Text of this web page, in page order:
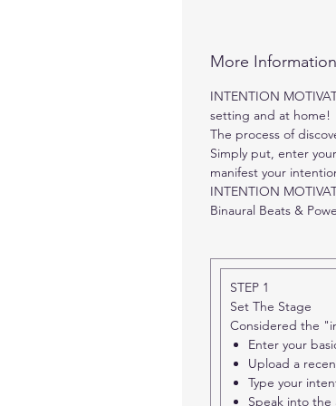
More Information
INTENTION
setting and at home!
The process of
Simply put, enter
manifest your
INTENTION
Binaural Beats &
STEP 1
Set The Stage
Considered the
Enter your
Upload a
Type your
Speak into the